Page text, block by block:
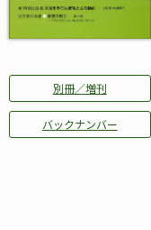
別冊／増刊
バックナンバー